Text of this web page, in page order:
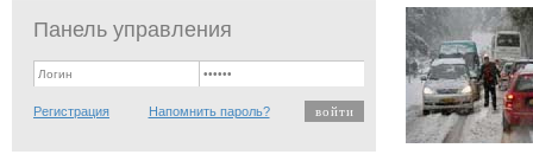
Панель управления
Регистрация Напомнить пароль?